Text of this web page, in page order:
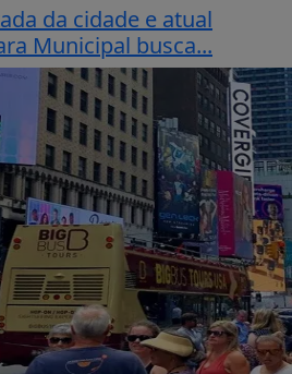
da cidade e atual
Municipal busca...